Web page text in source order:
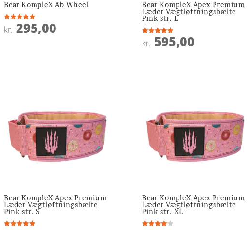
Bear KompleX Ab Wheel
Vurderet
5
kr. 295,00
Bear KompleX Apex Premium
Læder Vægtløftningsbælte
Pink str. L
Vurderet
5
kr. 595,00
Bear KompleX Apex Premium
Læder Vægtløftningsbælte
Pink str. S
Bear KompleX Apex Premium
Læder Vægtløftningsbælte
Pink str. XL